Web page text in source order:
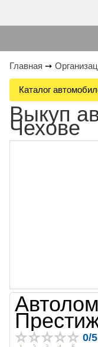
Главная ➙
Каталог
Выкуп
Чехове
0/5